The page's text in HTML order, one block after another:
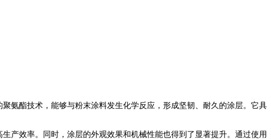
氨酯技术，能够与粉末涂料发生化学反应，形成坚韧、耐久的涂层。它具
效率。同时，涂层的外观效果和机械性能也得到了显著提升。通过使用